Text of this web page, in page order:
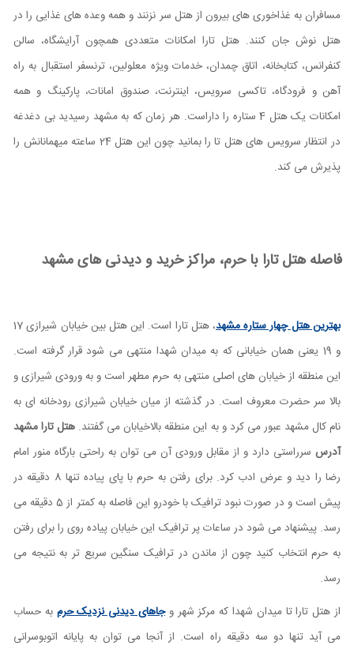
مسافران به غذاخوری های بیرون از هتل سر نزنند و همه وعده های غذایی را در
هتل نوش جان کنند. هتل تارا امکانات متعددی همچون آرایشگاه، سالن
کنفرانس، کتابخانه، اتاق چمدان، خدمات ویژه معلولین، ترنسفر استقبال به راه
آهن و فرودگاه، تاکسی سرویس، اینترنت، صندوق امانات، پارکینگ و همه
امکانات یک هتل 4 ستاره را داراست. هر زمان که به مشهد رسیدید بی دغدغه
در انتظار سرویس های هتل تا را بمانید چون این هتل 24 ساعته میهمانانش را
پذیرش می کند.
فاصله هتل تارا با حرم، مراکز خرید و دیدنی های مشهد
بهترین هتل چهار ستاره مشهد
، هتل تارا است. این هتل بین خیابان شیرازی 17
و 19 یعنی همان خیابانی که به میدان شهدا منتهی می شود قرار گرفته است.
این منطقه از خیابان های اصلی منتهی به حرم مطهر است و به ورودی شیرازی و
بالا سر حضرت معروف است. در گذشته از میان خیابان شیرازی رودخانه ای به
نام کال مشهد عبور می کرد و به این منطقه بالاخیابان می گفتند. هتل تارا مشهد
آدرس سرراستی دارد و از مقابل ورودی آن می توان به راحتی بارگاه منور امام
رضا را دید و عرض ادب کرد. برای رفتن به حرم با پای پیاده تنها 8 دقیقه در
پیش است و در صورت نبود ترافیک با خودرو این فاصله به کمتر از 5 دقیقه می
رسد. پیشنهاد می شود در ساعات پر ترافیک این خیابان پیاده روی را برای رفتن
به حرم انتخاب کنید چون از ماندن در ترافیک سنگین سریع تر به نتیجه می
رسد.
از هتل تارا تا میدان شهدا که مرکز شهر وجاهای دیدنی نزدیک حرم به حساب
می آید تنها دو سه دقیقه راه است. از آنجا می توان به پایانه اتوبوسرانی